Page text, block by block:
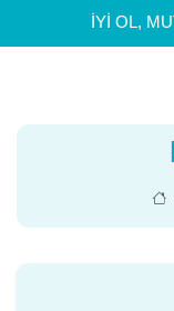
İYİ OL,